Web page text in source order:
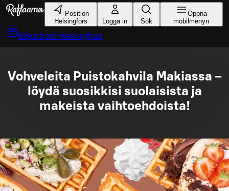
Gå till huvudinnehållet
Position
Helsingfors
Logga in Sök
Öppna
mobilmenyn
Boka bord Helsingfors
Vohveleita Puistokahvila Makiassa –
löydä suosikkisi suolaisista ja
makeista vaihtoehdoista!